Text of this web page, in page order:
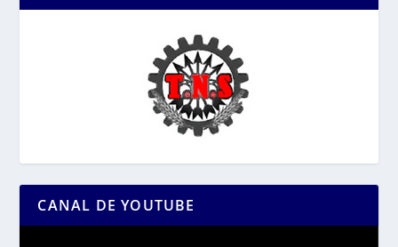
CANAL DE YOUTUBE